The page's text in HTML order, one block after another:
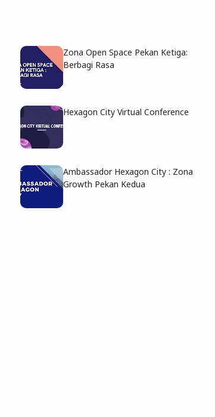
Zona Open Space Pekan Ketiga:
Berbagi Rasa
Hexagon City Virtual Conference
Ambassador Hexagon City : Zona
Growth Pekan Kedua